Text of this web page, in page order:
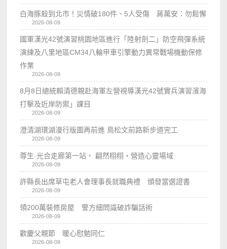
白海豚殺到北市！災情破180件、5人受傷 蔣萬安：勿鬆懈
2026-08-09
國軍漢光42號演習桃園地區進行「陸射劍二」防空飛彈系統
演練及八里地區CM34八輪甲車引擎動力異常戰場機動保修
作業
2026-08-09
8月8日總統賴清德親赴海軍左營視導漢光42號實兵演習濱海
打擊及近岸防禦」課目
2026-08-09
澄清湖環湖漫行版圖再前進 鳥松文前路新步道完工
2026-08-09
尊生·光合走廊第一站， 翩然栩栩・營造心靈場域
2026-08-09
許縣長出席草屯老人會理事長就職典禮 頒發當選證書
2026-08-09
領200萬裝修房屋 警方細問識破詐騙話術
2026-08-09
歡慶父親節 暖心慰勉同仁
2026-08-09